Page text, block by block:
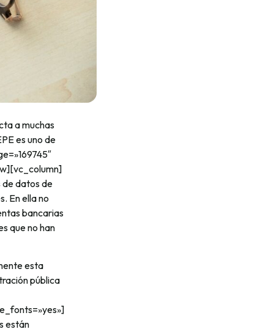
a muchas
es uno de
de datos de
En ella no
bancarias
que no han
esta
pública
están